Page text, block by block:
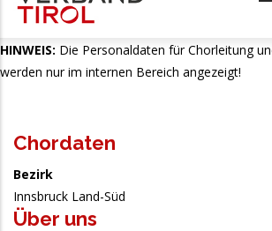
HINWEIS: Die Personaldaten für Chorleitung
werden nur im internen Bereich angezeigt!
Chordaten
Bezirk
Innsbruck Land-Süd
Über uns